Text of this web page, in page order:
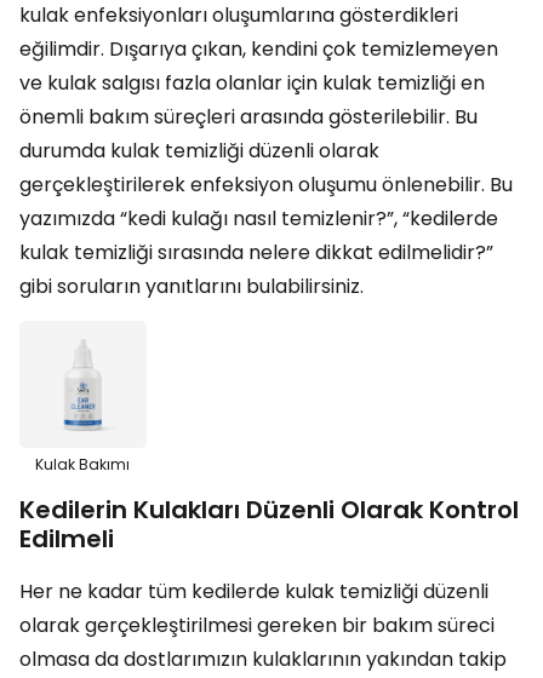
kulak enfeksiyonları oluşumlarına gösterdikleri
eğilimdir. Dışarıya çıkan, kendini çok temizlemeyen
ve kulak salgısı fazla olanlar için kulak temizliği en
önemli bakım süreçleri arasında gösterilebilir. Bu
durumda kulak temizliği düzenli olarak
gerçekleştirilerek enfeksiyon oluşumu önlenebilir. Bu
yazımızda “kedi kulağı nasıl temizlenir?”, “kedilerde
kulak temizliği sırasında nelere dikkat edilmelidir?”
gibi soruların yanıtlarını bulabilirsiniz.
Kulak Bakımı
Kedilerin Kulakları Düzenli Olarak Kontrol
Edilmeli
Her ne kadar tüm kedilerde kulak temizliği düzenli
olarak gerçekleştirilmesi gereken bir bakım süreci
olmasa da dostlarımızın kulaklarının yakından takip